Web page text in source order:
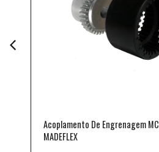
Acoplamento De Engrenagem MC
MADEFLEX